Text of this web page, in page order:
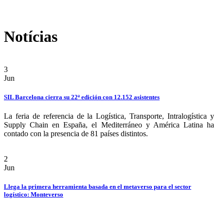
Notícias
3
Jun
SIL Barcelona cierra su 22ª edición con 12.152 asistentes
La feria de referencia de la Logística, Transporte, Intralogística y
Supply Chain en España, el Mediterráneo y América Latina ha
contado con la presencia de 81 países distintos.
2
Jun
Llega la primera herramienta basada en el metaverso para el sector
logístico: Monteverso